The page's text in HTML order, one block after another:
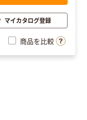
マイカタログ登録
商品を比較